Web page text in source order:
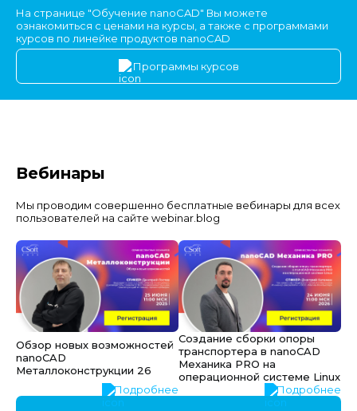
На странице "Обучение nanoCAD" Вы можете
ознакомиться с ценами на курсы, а также с программами
курсов по линейке продуктов nanoCAD
Программы курсов
Вебинары
Мы проводим совершенно бесплатные вебинары для всех
пользователей на сайте webinar.blog
Обзор новых возможностей
nanoCAD
Металлоконструкции 26
Подробнее
Создание сборки опоры
транспортера в nanoCAD
Механика PRO на
операционной системе Linux
Подробнее